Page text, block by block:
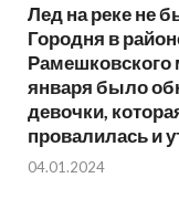
Лед на реке не
Городня в
Рамешковского
января было
девочки,
провалилась и
04.01.2024